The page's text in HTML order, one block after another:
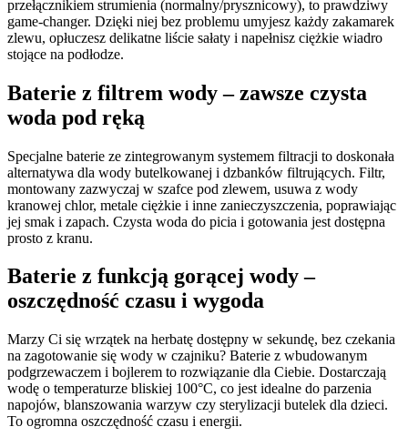
przełącznikiem strumienia (normalny/prysznicowy), to prawdziwy
game-changer. Dzięki niej bez problemu umyjesz każdy zakamarek
zlewu, opłuczesz delikatne liście sałaty i napełnisz ciężkie wiadro
stojące na podłodze.
Baterie z filtrem wody – zawsze czysta
woda pod ręką
Specjalne baterie ze zintegrowanym systemem filtracji to doskonała
alternatywa dla wody butelkowanej i dzbanków filtrujących. Filtr,
montowany zazwyczaj w szafce pod zlewem, usuwa z wody
kranowej chlor, metale ciężkie i inne zanieczyszczenia, poprawiając
jej smak i zapach. Czysta woda do picia i gotowania jest dostępna
prosto z kranu.
Baterie z funkcją gorącej wody –
oszczędność czasu i wygoda
Marzy Ci się wrzątek na herbatę dostępny w sekundę, bez czekania
na zagotowanie się wody w czajniku? Baterie z wbudowanym
podgrzewaczem i bojlerem to rozwiązanie dla Ciebie. Dostarczają
wodę o temperaturze bliskiej 100°C, co jest idealne do parzenia
napojów, blanszowania warzyw czy sterylizacji butelek dla dzieci.
To ogromna oszczędność czasu i energii.